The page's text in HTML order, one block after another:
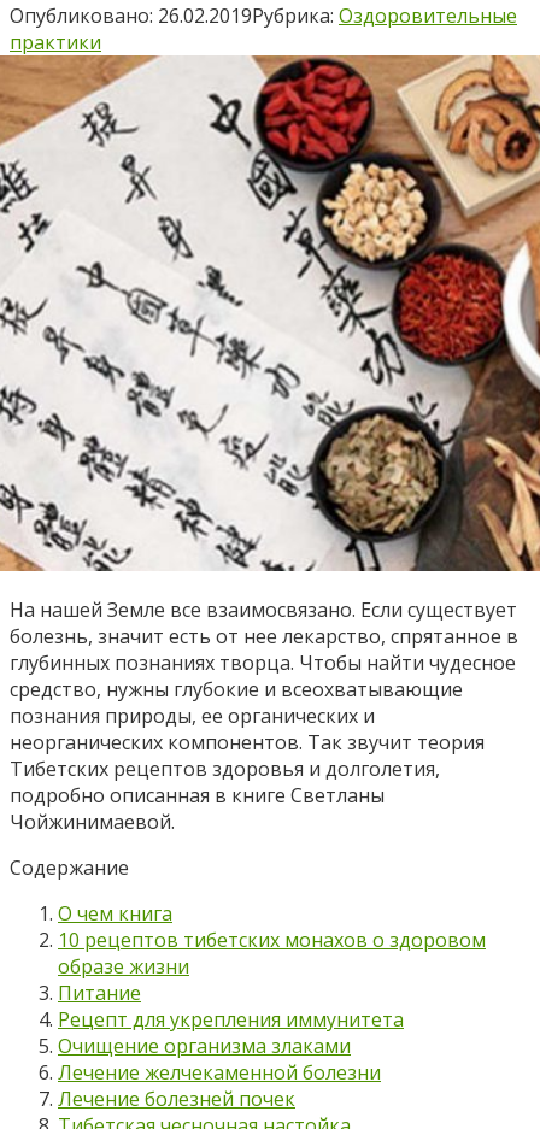
Опубликовано: 26.02.2019Рубрика: Оздоровительные
практики
На нашей Земле все взаимосвязано. Если существует
болезнь, значит есть от нее лекарство, спрятанное в
глубинных познаниях творца. Чтобы найти чудесное
средство, нужны глубокие и всеохватывающие
познания природы, ее органических и
неорганических компонентов. Так звучит теория
Тибетских рецептов здоровья и долголетия,
подробно описанная в книге Светланы
Чойжинимаевой.
Содержание
О чем книга
10 рецептов тибетских монахов о здоровом
образе жизни
Питание
Рецепт для укрепления иммунитета
Очищение организма злаками
Лечение желчекаменной болезни
Лечение болезней почек